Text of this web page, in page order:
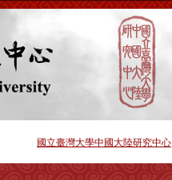
國立臺灣大學中國大陸研究中心